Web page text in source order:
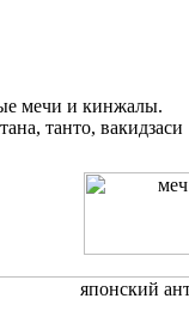
мечи и кинжалы.
танто, вакидзаси